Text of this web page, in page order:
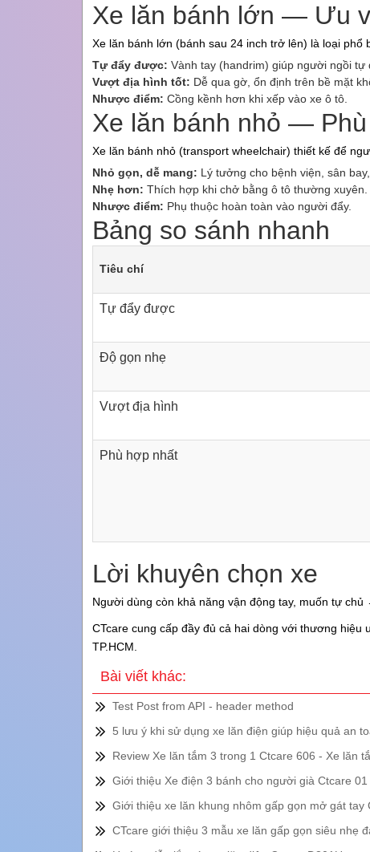
Xe lăn bánh lớn — Ưu
Xe lăn bánh lớn (bánh sau 24 inch trở lên) là loại phổ
Tự đẩy được: Vành tay (handrim) giúp người ngồi
Vượt địa hình tốt: Dễ qua gờ, ổn định trên bề mặt
Nhược điểm: Cồng kềnh hơn khi xếp vào xe ô tô.
Xe lăn bánh nhỏ —
Xe lăn bánh nhỏ (transport wheelchair) thiết kế để
Nhỏ gọn, dễ mang: Lý tưởng cho bệnh viện, sân
Nhẹ hơn: Thích hợp khi chở bằng ô tô thường xuyên.
Nhược điểm: Phụ thuộc hoàn toàn vào người đẩy.
Bảng so sánh nhanh
Tiêu chí
Tự đẩy được
Độ gọn nhẹ
Vượt địa hình
Phù hợp nhất
Lời khuyên chọn xe
Người dùng còn khả năng vận động tay, muốn tự chủ
CTcare cung cấp đầy đủ cả hai dòng với thương
TP.HCM.
Bài viết khác:
Test Post from API - header method
5 lưu ý khi sử dụng xe lăn điện giúp hiệu quả an
Review Xe lăn tắm 3 trong 1 Ctcare 606 - Xe lăn
Giới thiệu Xe điện 3 bánh cho người già Ctcare
Giới thiệu xe lăn khung nhôm gấp gọn mở gát tay
CTcare giới thiệu 3 mẫu xe lăn gấp gọn siêu nhẹ